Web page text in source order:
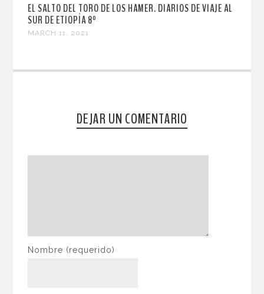
EL SALTO DEL TORO DE LOS HAMER. DIARIOS DE VIAJE AL
SUR DE ETIOPÍA 8º
MARCH 11, 2021
DEJAR UN COMENTARIO
Nombre (requerido)